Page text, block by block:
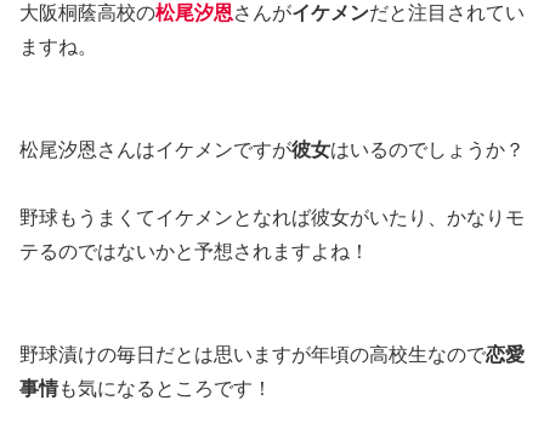
大阪桐蔭高校の松尾汐恩さんがイケメンだと注目されてい
ますね。
松尾汐恩さんはイケメンですが彼女はいるのでしょうか？
野球もうまくてイケメンとなれば彼女がいたり、かなりモ
テるのではないかと予想されますよね！
野球漬けの毎日だとは思いますが年頃の高校生なので恋愛
事情も気になるところです！